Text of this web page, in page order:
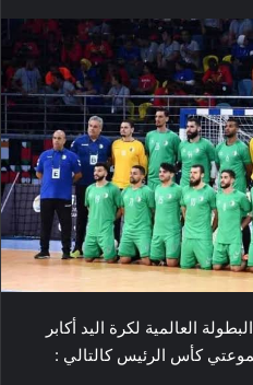
العالمية لكرة اليد أكابر
كأس الرئيس كالتالي :